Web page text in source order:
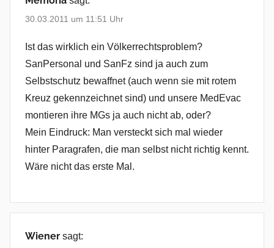
30.03.2011 um 11:51 Uhr
Ist das wirklich ein Völkerrechtsproblem?
SanPersonal und SanFz sind ja auch zum
Selbstschutz bewaffnet (auch wenn sie mit rotem
Kreuz gekennzeichnet sind) und unsere MedEvac
montieren ihre MGs ja auch nicht ab, oder?
Mein Eindruck: Man versteckt sich mal wieder
hinter Paragrafen, die man selbst nicht richtig kennt.
Wäre nicht das erste Mal.
Wiener sagt: